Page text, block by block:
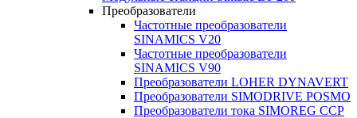
Преобразователи
Частотные преобразователи
SINAMICS V20
Частотные преобразователи
SINAMICS V90
Преобразователи LOHER DYNAVERT
Преобразователи SIMODRIVE POSMO
Преобразователи тока SIMOREG CCP